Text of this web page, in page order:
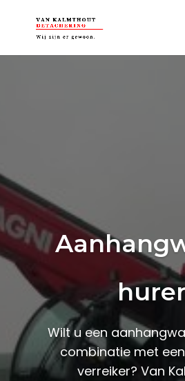
Wilt u een
combinatie met
verreiker? Van